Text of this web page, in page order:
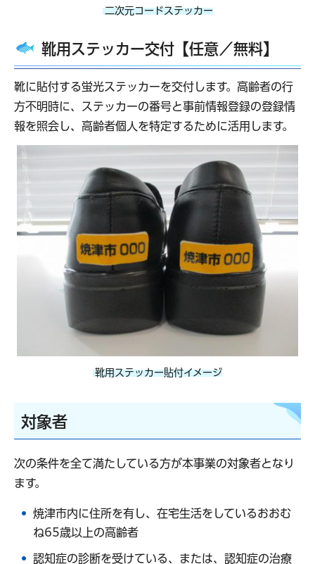
二次元コードステッカー
靴用ステッカー交付【任意／無料】
靴に貼付する蛍光ステッカーを交付します。高齢者の行
方不明時に、ステッカーの番号と事前情報登録の登録情
報を照会し、高齢者個人を特定するために活用します。
靴用ステッカー貼付イメージ
対象者
次の条件を全て満たしている方が本事業の対象者となり
ます。
焼津市内に住所を有し、在宅生活をしているおおむ
ね65歳以上の高齢者
認知症の診断を受けている、または、認知症の治療